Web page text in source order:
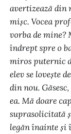
avertizează din
mișc. Vocea
vorba de mine?
îndrept spre o
miros puternic
elev se lovește
din nou.
ea. Mă doare
suprasolicitată
legăn înainte și